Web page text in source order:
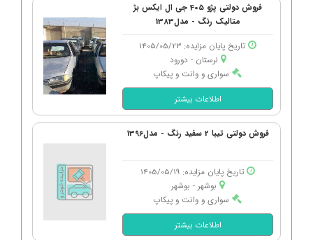
فروش دولتی پژو 405 جی ال ایکس بژ
متالیک رنگ - مدل1383
تاریخ پایان مزایده: 1405/05/23
لرستان - دورود
سواری و وانت و پیکاپ
اطلاعات بیشتر
فروش دولتی تیبا 2 سفید رنگ - مدل1396
تاریخ پایان مزایده: 1405/05/19
بوشهر - بوشهر
سواری و وانت و پیکاپ
اطلاعات بیشتر